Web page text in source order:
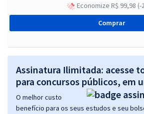
Economize R$ 99,98 (-
Comprar
Assinatura Ilimitada: acesse
para concursos públicos, em
O melhor custo
benefício para os seus estudos e seu